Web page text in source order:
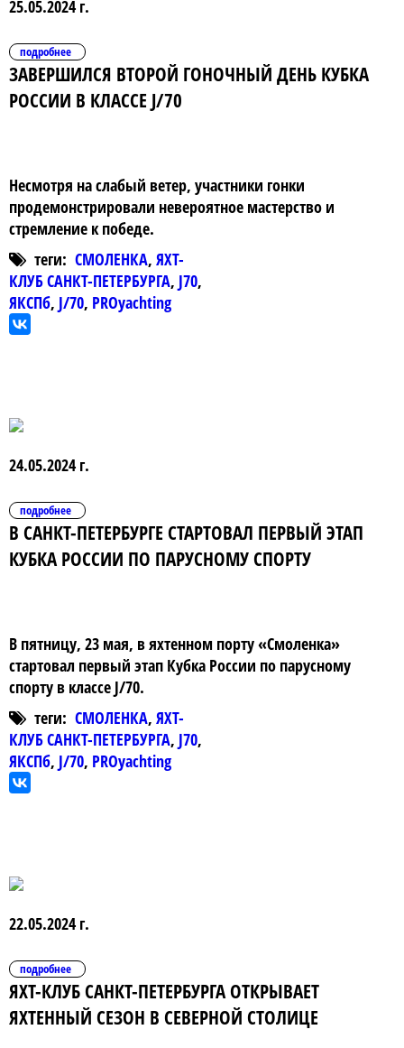
25.05.2024 г.
подробнее
ЗАВЕРШИЛСЯ ВТОРОЙ ГОНОЧНЫЙ ДЕНЬ КУБКА
РОССИИ В КЛАССЕ J/70
Несмотря на слабый ветер, участники гонки
продемонстрировали невероятное мастерство и
стремление к победе.
теги: СМОЛЕНКА, ЯХТ-
КЛУБ САНКТ-ПЕТЕРБУРГА, J70,
ЯКСПб, J/70, PROyachting
24.05.2024 г.
подробнее
В САНКТ-ПЕТЕРБУРГЕ СТАРТОВАЛ ПЕРВЫЙ ЭТАП
КУБКА РОССИИ ПО ПАРУСНОМУ СПОРТУ
В пятницу, 23 мая, в яхтенном порту «Смоленка»
стартовал первый этап Кубка России по парусному
спорту в классе J/70.
теги: СМОЛЕНКА, ЯХТ-
КЛУБ САНКТ-ПЕТЕРБУРГА, J70,
ЯКСПб, J/70, PROyachting
22.05.2024 г.
подробнее
ЯХТ-КЛУБ САНКТ-ПЕТЕРБУРГА ОТКРЫВАЕТ
ЯХТЕННЫЙ СЕЗОН В СЕВЕРНОЙ СТОЛИЦЕ